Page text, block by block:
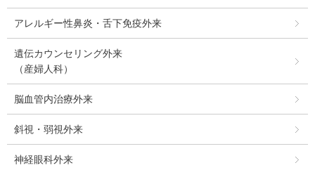
アレルギー性鼻炎・舌下免疫外来
遺伝カウンセリング外来
（産婦人科）
脳血管内治療外来
斜視・弱視外来
神経眼科外来